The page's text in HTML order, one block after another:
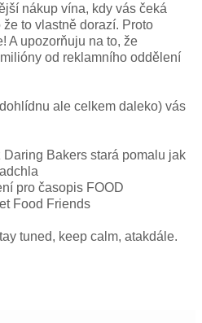
nákup vína, kdy vás čeká
to vlastně dorazí. Proto
A upozorňuju na to, že
od reklamního oddělení
ale celkem daleko) vás
Bakers stará pomalu jak
pro časopis FOOD
Food Friends
tuned, keep calm, atakdále.